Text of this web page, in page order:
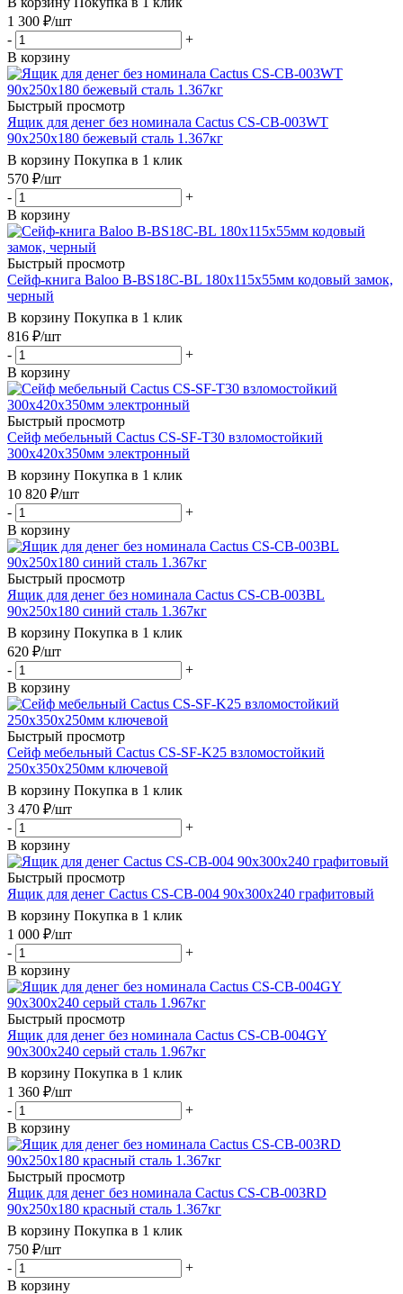
1 300 ₽/шт
-
+
В корзину
Быстрый просмотр
Ящик для денег без номинала Cactus CS-CB-003WT
90x250x180 бежевый сталь 1.367кг
В корзину Покупка в 1 клик
570 ₽/шт
-
+
В корзину
Быстрый просмотр
Сейф-книга Baloo B-BS18С-BL 180х115х55мм кодовый замок,
черный
В корзину Покупка в 1 клик
816 ₽/шт
-
+
В корзину
Быстрый просмотр
Сейф мебельный Cactus CS-SF-T30 взломостойкий
300x420x350мм электронный
В корзину Покупка в 1 клик
10 820 ₽/шт
-
+
В корзину
Быстрый просмотр
Ящик для денег без номинала Cactus CS-CB-003BL
90x250x180 синий сталь 1.367кг
В корзину Покупка в 1 клик
620 ₽/шт
-
+
В корзину
Быстрый просмотр
Сейф мебельный Cactus CS-SF-K25 взломостойкий
250x350x250мм ключевой
В корзину Покупка в 1 клик
3 470 ₽/шт
-
+
В корзину
Быстрый просмотр
Ящик для денег Cactus CS-CB-004 90x300x240 графитовый
В корзину Покупка в 1 клик
1 000 ₽/шт
-
+
В корзину
Быстрый просмотр
Ящик для денег без номинала Cactus CS-CB-004GY
90x300x240 серый сталь 1.967кг
В корзину Покупка в 1 клик
1 360 ₽/шт
-
+
В корзину
Быстрый просмотр
Ящик для денег без номинала Cactus CS-CB-003RD
90x250x180 красный сталь 1.367кг
В корзину Покупка в 1 клик
750 ₽/шт
-
+
В корзину